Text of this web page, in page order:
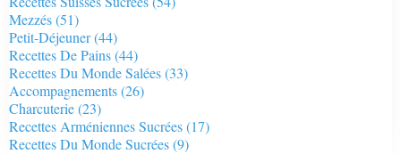
Mezzés(51)
Petit-Déjeuner(44)
Recettes De Pains(44)
Recettes Du Monde Salées(33)
Accompagnements(26)
Charcuterie(23)
Recettes Arméniennes Sucrées(17)
Recettes Du Monde Sucrées(9)